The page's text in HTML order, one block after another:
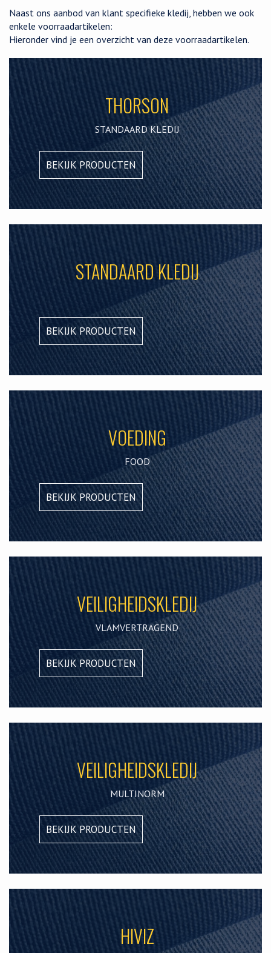
Naast ons aanbod van klant specifieke kledij, hebben we ook
enkele voorraadartikelen:
Hieronder vind je een overzicht van deze voorraadartikelen.
THORSON
STANDAARD KLEDIJ
BEKIJK PRODUCTEN
STANDAARD KLEDIJ
BEKIJK PRODUCTEN
VOEDING
FOOD
BEKIJK PRODUCTEN
VEILIGHEIDSKLEDIJ
VLAMVERTRAGEND
BEKIJK PRODUCTEN
VEILIGHEIDSKLEDIJ
MULTINORM
BEKIJK PRODUCTEN
HIVIZ